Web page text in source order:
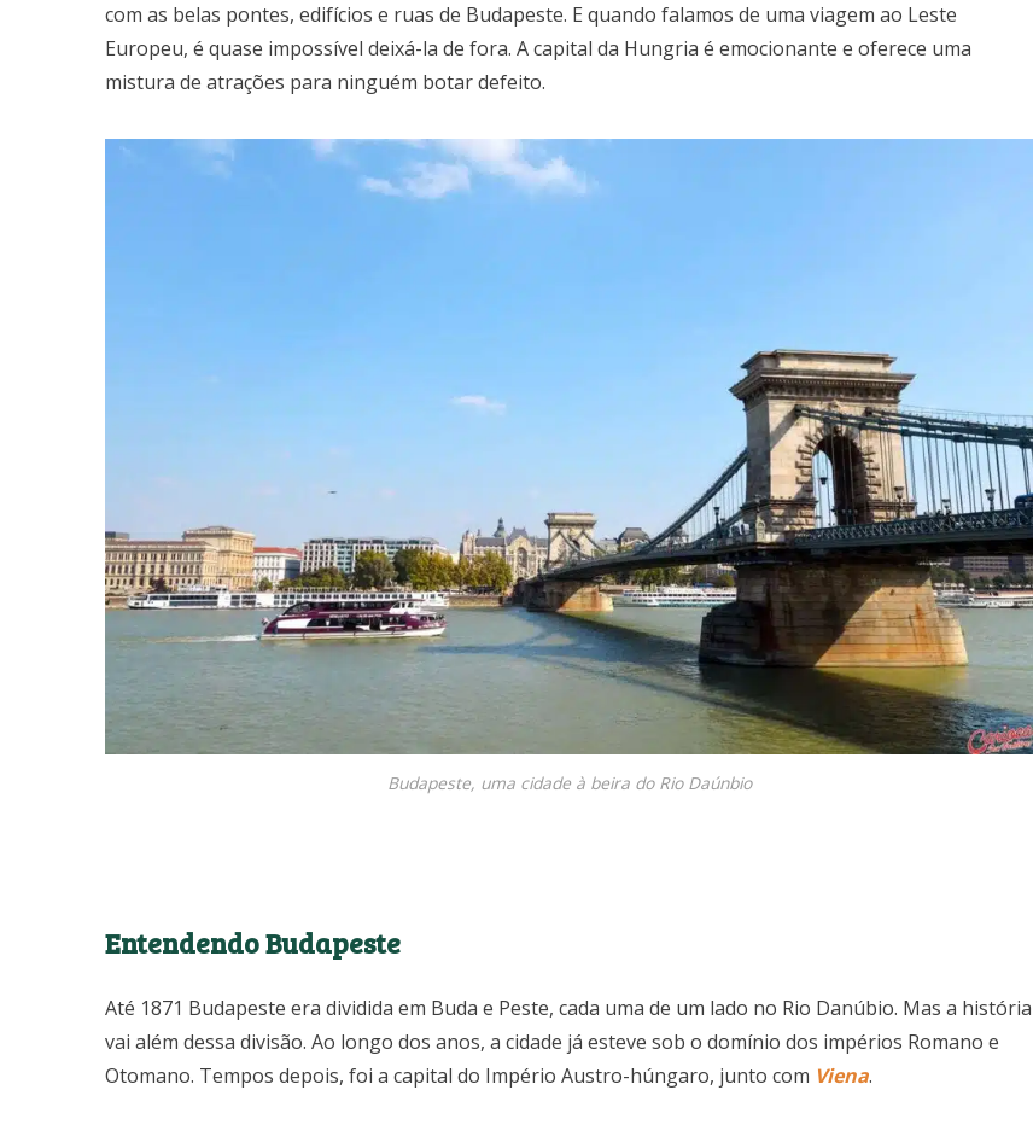
com as belas pontes, edifícios e ruas de Budapeste. E quando falamos de uma viagem ao Leste
Europeu, é quase impossível deixá-la de fora. A capital da Hungria é emocionante e oferece uma
mistura de atrações para ninguém botar defeito.
Budapeste, uma cidade à beira do Rio Daúnbio
Entendendo Budapeste
Até 1871 Budapeste era dividida em Buda e Peste, cada uma de um lado no Rio Danúbio. Mas a história
vai além dessa divisão. Ao longo dos anos, a cidade já esteve sob o domínio dos impérios Romano e
Otomano. Tempos depois, foi a capital do Império Austro-húngaro, junto com Viena.